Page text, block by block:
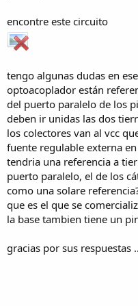
encontre este circuito
tengo algunas dudas en
optoacoplador están
del puerto paralelo de los
deben ir unidas las dos
los colectores van al vcc
fuente regulable externa
tendria una referencia a
puerto paralelo, el de los
como una solare
que es el que se
la base tambien tiene un
gracias por sus respuestas